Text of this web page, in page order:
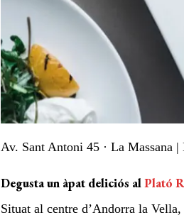
Av. Sant Antoni 45 · La Massana
Degusta un àpat deliciós alPlató
Situat al centre d’Andorra la